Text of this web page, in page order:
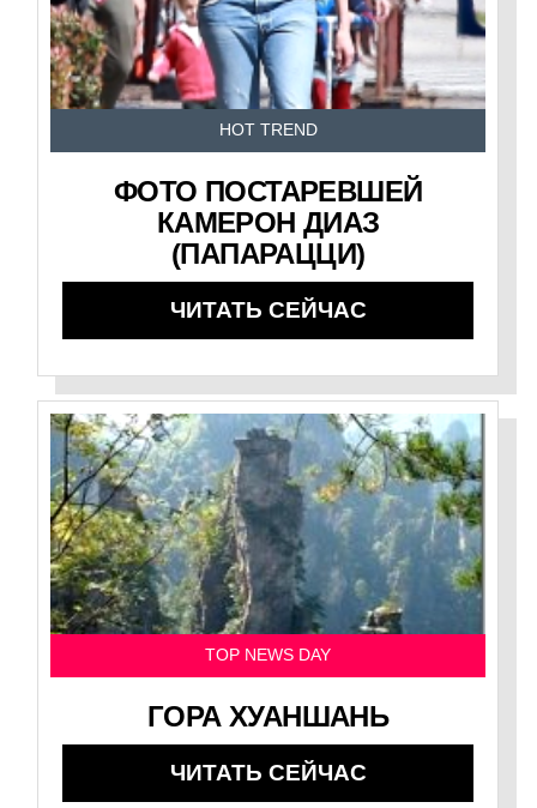
HOT TREND
ФОТО ПОСТАРЕВШЕЙ
КАМЕРОН ДИАЗ
(ПАПАРАЦЦИ)
ЧИТАТЬ СЕЙЧАС
TOP NEWS DAY
ГОРА ХУАНШАНЬ
ЧИТАТЬ СЕЙЧАС